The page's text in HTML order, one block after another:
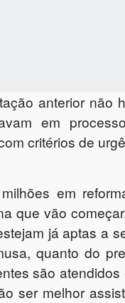
anterior não
em
critérios de
em
que vão
já aptas a
quanto do
são atendidos
ser melhor